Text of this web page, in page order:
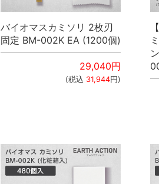
バイオマスカミソリ 2枚刃
固定 BM-002K EA (1200個)
29,040円
(税込 31,944円)